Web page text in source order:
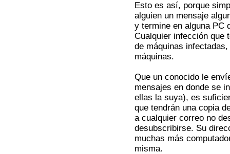
Esto es así, porque
alguien un mensaje
y termine en alguna PC
Cualquier infección que
de máquinas
máquinas.
Que un conocido le
mensajes en donde se
ellas la suya), es
que tendrán una copia
a cualquier correo no
desubscribirse. Su
muchas más
misma.